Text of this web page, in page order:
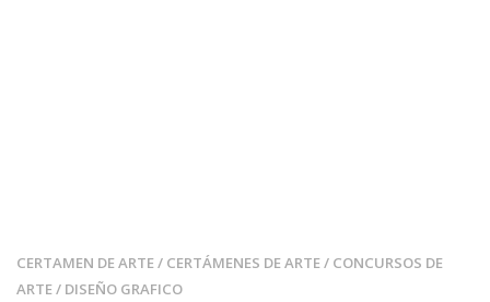
CERTAMEN DE ARTE/ CERTÁMENES DE ARTE/ CONCURSOS DE
ARTE/ DISEÑO GRAFICO